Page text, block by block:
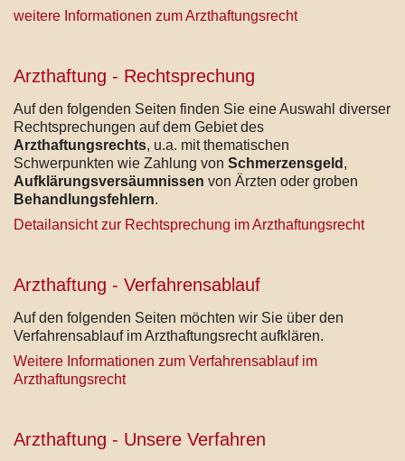
weitere Informationen zum Arzthaftungsrecht
Arzthaftung - Rechtsprechung
Auf den folgenden Seiten finden Sie eine Auswahl diverser
Rechtsprechungen auf dem Gebiet des
Arzthaftungsrechts, u.a. mit thematischen
Schwerpunkten wie Zahlung von Schmerzensgeld ,
Aufklärungsversäumnissen von Ärzten oder groben
Behandlungsfehlern.
Detailansicht zur Rechtsprechung im Arzthaftungsrecht
Arzthaftung - Verfahrensablauf
Auf den folgenden Seiten möchten wir Sie über den
Verfahrensablauf im Arzthaftungsrecht aufklären.
Weitere Informationen zum Verfahrensablauf im
Arzthaftungsrecht
Arzthaftung - Unsere Verfahren